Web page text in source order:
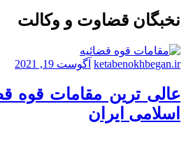
نخبگان قضاوت و وکالت
ketabenokhbegan.ir آگوست 19, 2021
عالی ترین مقامات قوه
اسلامی ایران